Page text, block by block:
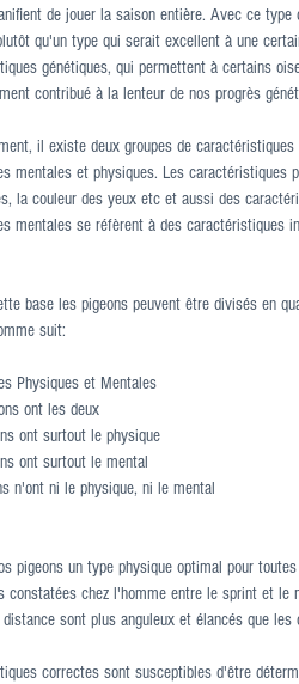
de jouer la saison entière. Avec ce
qu'un type qui serait excellent à une
génétiques, qui permettent à certains
contribué à la lenteur de nos progrès
il existe deux groupes de
mentales et physiques. Les
la couleur des yeux etc et aussi des
mentales se réfèrent à des caractéristiques
base les pigeons peuvent être divisés en
suit:
Physiques et Mentales
ont les deux
ont surtout le physique
ont surtout le mental
n'ont ni le physique, ni le mental
pigeons un type physique optimal pour
constatées chez l'homme entre le sprint et
sont plus anguleux et élancés que
correctes sont susceptibles d'être